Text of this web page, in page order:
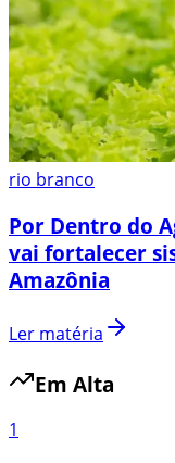
rio branco
Por Dentro do
vai fortalecer
Amazônia
Ler matéria
Em Alta
1